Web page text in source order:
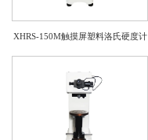
XHRS-150M触摸屏塑料洛氏硬度计